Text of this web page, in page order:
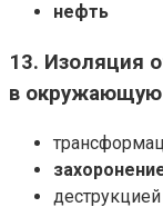
нефть
13. Изоляция
в окружающую
деструкцией